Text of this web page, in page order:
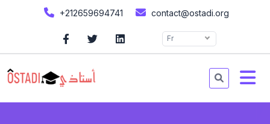
+212659694741 contact@ostadi.org
Fr